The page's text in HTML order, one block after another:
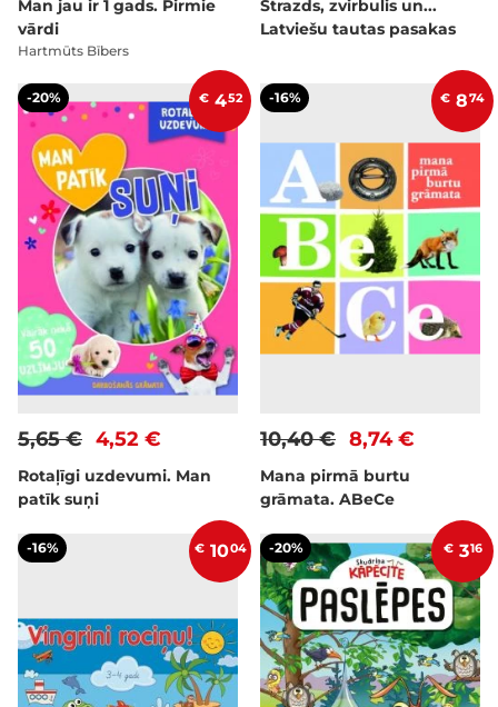
Man jau ir 1 gads. Pirmie
vārdi
Hartmūts Bībers
Strazds, zvirbulis un...
Latviešu tautas pasakas
-20% € 452
4,52 €
5,65 €
Rotaļīgi uzdevumi. Man
patīk suņi
-16% € 874
8,74 €
10,40 €
Mana pirmā burtu
grāmata. ABeCe
-16% € 1004 -20% € 316